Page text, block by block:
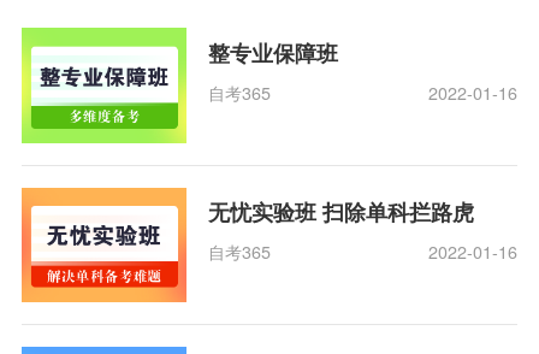
整专业保障班
自考365 2022-01-16
无忧实验班 扫除单科拦路虎
自考365 2022-01-16